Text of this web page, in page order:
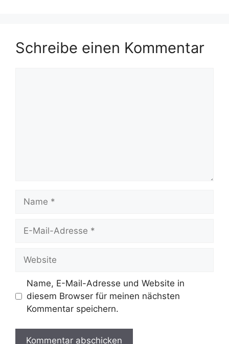
Schreibe einen Kommentar
Name
Website
Name, E-Mail-Adresse und Website in
diesem Browser für meinen nächsten
Kommentar speichern.